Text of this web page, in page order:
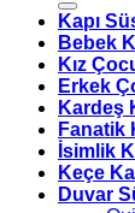
Kapı
Bebek
Kız
Erkek
Kardeş
Fanatik
İsimlik
Keçe
Duvar